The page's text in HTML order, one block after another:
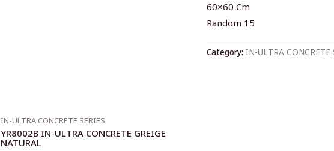
60×60 Cm
Random 15
Category: IN-ULTRA CONCRETE
IN-ULTRA CONCRETE SERIES
YR8002B IN-ULTRA CONCRETE GREIGE
NATURAL